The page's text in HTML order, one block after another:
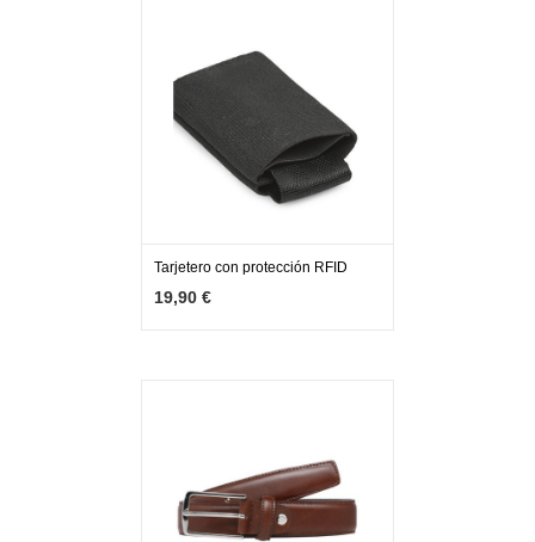
AÑADIR
Tarjetero con protección RFID
19,90 €